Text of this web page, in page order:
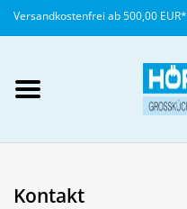
Versandkostenfrei ab 500,00 EUR*
anlegen
Startseite
Kontakt